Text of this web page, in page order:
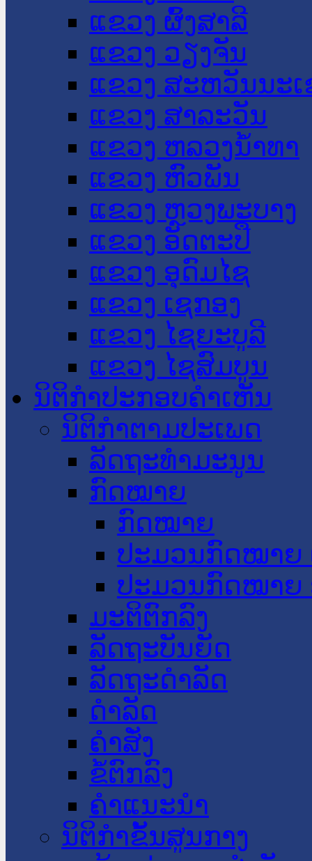
ແຂວງ ຜົ້ງສາລີ
ແຂວງ ວຽງຈັນ
ແຂວງ ສະຫວັນນະ
ແຂວງ ສາລະວັນ
ແຂວງ ຫລວງນໍ້າທາ
ແຂວງ ຫົວພັນ
ແຂວງ ຫຼວງພະບາງ
ແຂວງ ອັດຕະປື
ແຂວງ ອຸດົມໄຊ
ແຂວງ ເຊກອງ
ແຂວງ ໄຊຍະບູລີ
ແຂວງ ໄຊສົມບູນ
ນິຕິກໍາປະກອບຄໍາເຫັນ
ນິຕິກໍາຕາມປະເພດ
ລັດຖະທໍາມະນູນ
ກົດໝາຍ
ກົດໝາຍ
ປະມວນກົດໝາຍ
ປະມວນກົດໝາຍ
ມະຕິຕົກລົງ
ລັດຖະບັນຍັດ
ລັດຖະດໍາລັດ
ດໍາລັດ
ຄໍາສັ່ງ
ຂໍ້ຕົກລົງ
ຄໍາແນະນໍາ
ນິຕິກຳຂັ້ນສູນກາງ